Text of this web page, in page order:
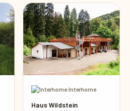
·Interhome
Haus Wildstein